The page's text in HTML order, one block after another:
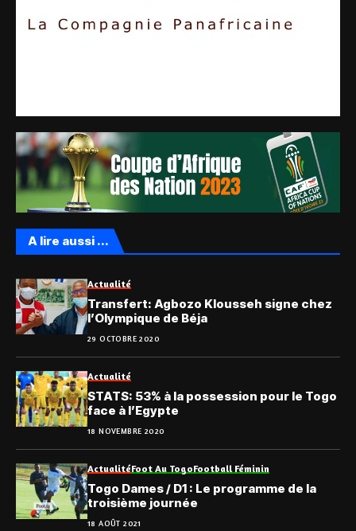
A lire aussi ...
Actualité
Transfert: Agbozo Klousseh signe chez
l’Olympique de Béja
29 OCTOBRE 2020
Actualité
STATS: 53% à la possession pour le Togo
face à l’Egypte
18 NOVEMBRE 2020
ActualitéFoot Au TogoFootball Féminin
Togo Dames / D1 : Le programme de la
troisième journée
18 AOÛT 2021